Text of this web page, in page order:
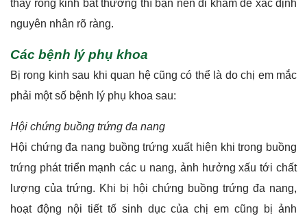
thấy rong kinh bất thường thì bạn nên đi khám để xác định
nguyên nhân rõ ràng.
Các bệnh lý phụ khoa
Bị rong kinh sau khi quan hệ cũng có thể là do chị em mắc
phải một số bệnh lý phụ khoa sau:
Hội chứng buồng trứng đa nang
Hội chứng đa nang buồng trứng xuất hiện khi trong buồng
trứng phát triển mạnh các u nang, ảnh hưởng xấu tới chất
lượng của trứng. Khi bị hội chứng buồng trứng đa nang,
hoạt động nội tiết tố sinh dục của chị em cũng bị ảnh